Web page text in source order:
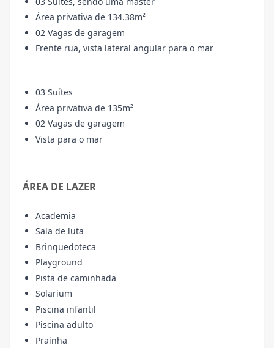
Área privativa de 134.38m²
02 Vagas de garagem
Frente rua, vista lateral angular para o mar
03 Suítes
Área privativa de 135m²
02 Vagas de garagem
Vista para o mar
ÁREA DE LAZER
Academia
Sala de luta
Brinquedoteca
Playground
Pista de caminhada
Solarium
Piscina infantil
Piscina adulto
Prainha